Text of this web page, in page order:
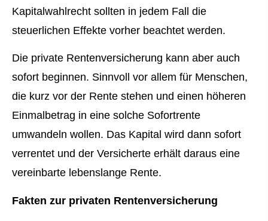
Kapitalwahlrecht sollten in jedem Fall die
steuerlichen Effekte vorher beachtet werden.
Die private Rentenversicherung kann aber auch
sofort beginnen. Sinnvoll vor allem für Menschen,
die kurz vor der Rente stehen und einen höheren
Einmalbetrag in eine solche Sofortrente
umwandeln wollen. Das Kapital wird dann sofort
verrentet und der Versicherte erhält daraus eine
vereinbarte lebenslange Rente.
Fakten zur privaten Rentenversicherung